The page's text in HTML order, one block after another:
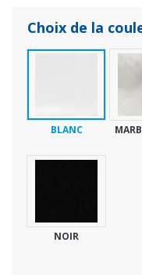
Choix de la
BLANC
NOIR